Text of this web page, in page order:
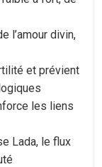
l’amour divin,
et prévient
les liens
Lada, le flux